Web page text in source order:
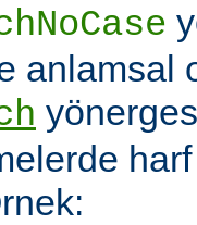
anlamsal